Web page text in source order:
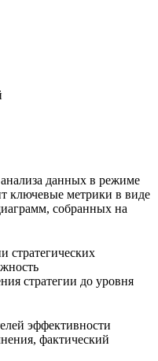
данных в режиме
ключевые метрики в виде
собранных на
стратегических
стратегии до уровня
эффективности
фактический